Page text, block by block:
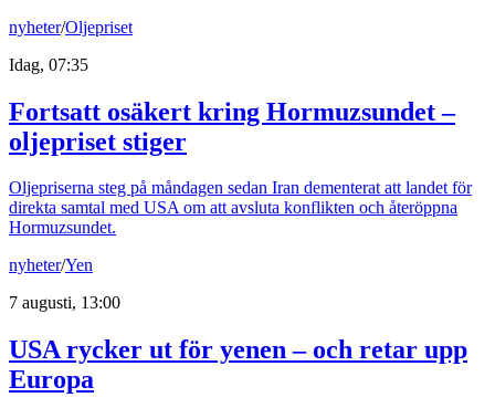
nyheter/Oljepriset
Idag, 07:35
Fortsatt osäkert kring Hormuzsundet –
oljepriset stiger
Oljepriserna steg på måndagen sedan Iran dementerat att landet för
direkta samtal med USA om att avsluta konflikten och återöppna
Hormuzsundet.
nyheter/Yen
7 augusti, 13:00
USA rycker ut för yenen – och retar upp
Europa